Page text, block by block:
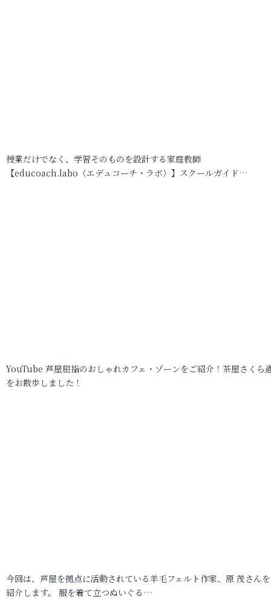
授業だけでなく、学習そのものを設計する家庭教師
【educoach.labo（エデュコーチ・ラボ）】スクールガイド…
YouTube 芦屋屈指のおしゃれカフェ・ゾーンをご紹介！茶屋さくら
をお散歩しました！
今回は、芦屋を拠点に活動されている羊毛フェルト作家、原 茂さん
紹介します。 服を着て立つぬいぐる…